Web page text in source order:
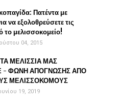
Πατέντα με
να εξολοθρεύσετε τις
μελισσοκομείο!
04, 2015
ΜΕΛΙΣΣΙΑ ΜΑΣ
- ΦΩΝΗ ΑΠΟΓΝΩΣΗΣ ΑΠΟ
ΜΕΛΙΣΣΟΚΟΜΟΥΣ
19, 2019